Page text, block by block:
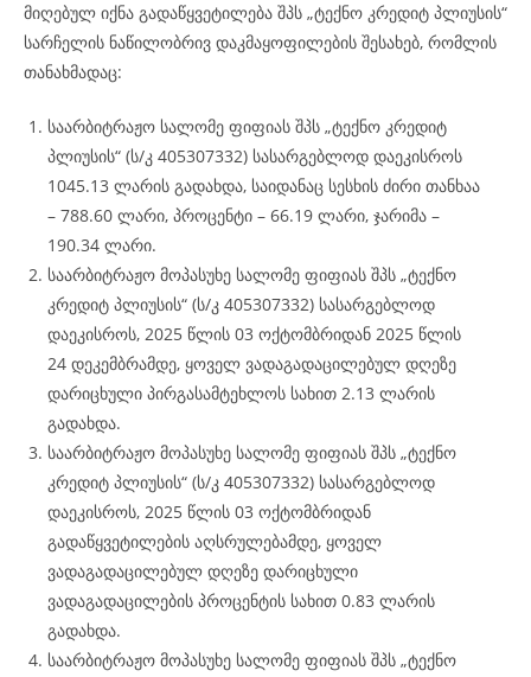
მიღებულ იქნა გადაწყვეტილება შპს „ტექნო კრედიტ პლიუსის“
სარჩელის ნაწილობრივ დაკმაყოფილების შესახებ, რომლის
თანახმადაც:
საარბიტრაჟო სალომე ფიფიას შპს „ტექნო კრედიტ
პლიუსის“ (ს/კ 405307332) სასარგებლოდ დაეკისროს
1045.13 ლარის გადახდა, საიდანაც სესხის ძირი თანხაა
– 788.60 ლარი, პროცენტი – 66.19 ლარი, ჯარიმა –
190.34 ლარი.
საარბიტრაჟო მოპასუხე სალომე ფიფიას შპს „ტექნო
კრედიტ პლიუსის“ (ს/კ 405307332) სასარგებლოდ
დაეკისროს, 2025 წლის 03 ოქტომბრიდან 2025 წლის
24 დეკემბრამდე, ყოველ ვადაგადაცილებულ დღეზე
დარიცხული პირგასამტეხლოს სახით 2.13 ლარის
გადახდა.
საარბიტრაჟო მოპასუხე სალომე ფიფიას შპს „ტექნო
კრედიტ პლიუსის“ (ს/კ 405307332) სასარგებლოდ
დაეკისროს, 2025 წლის 03 ოქტომბრიდან
გადაწყვეტილების აღსრულებამდე, ყოველ
ვადაგადაცილებულ დღეზე დარიცხული
ვადაგადაცილების პროცენტის სახით 0.83 ლარის
გადახდა.
საარბიტრაჟო მოპასუხე სალომე ფიფიას შპს „ტექნო